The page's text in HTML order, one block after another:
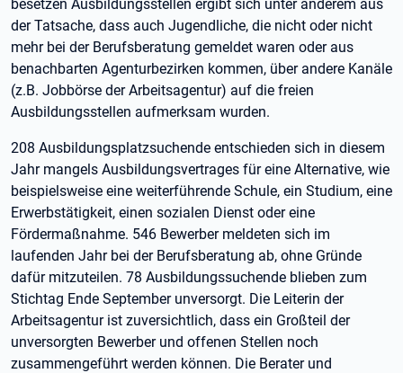
besetzen Ausbildungsstellen ergibt sich unter anderem aus
der Tatsache, dass auch Jugendliche, die nicht oder nicht
mehr bei der Berufsberatung gemeldet waren oder aus
benachbarten Agenturbezirken kommen, über andere Kanäle
(z.B. Jobbörse der Arbeitsagentur) auf die freien
Ausbildungsstellen aufmerksam wurden.
208 Ausbildungsplatzsuchende entschieden sich in diesem
Jahr mangels Ausbildungsvertrages für eine Alternative, wie
beispielsweise eine weiterführende Schule, ein Studium, eine
Erwerbstätigkeit, einen sozialen Dienst oder eine
Fördermaßnahme. 546 Bewerber meldeten sich im
laufenden Jahr bei der Berufsberatung ab, ohne Gründe
dafür mitzuteilen. 78 Ausbildungssuchende blieben zum
Stichtag Ende September unversorgt. Die Leiterin der
Arbeitsagentur ist zuversichtlich, dass ein Großteil der
unversorgten Bewerber und offenen Stellen noch
zusammengeführt werden können. Die Berater und